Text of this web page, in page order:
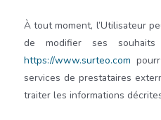
À tout moment, l’Utilisateur
de modifier ses
https://www.surteo.com
services de prestataires
traiter les informations